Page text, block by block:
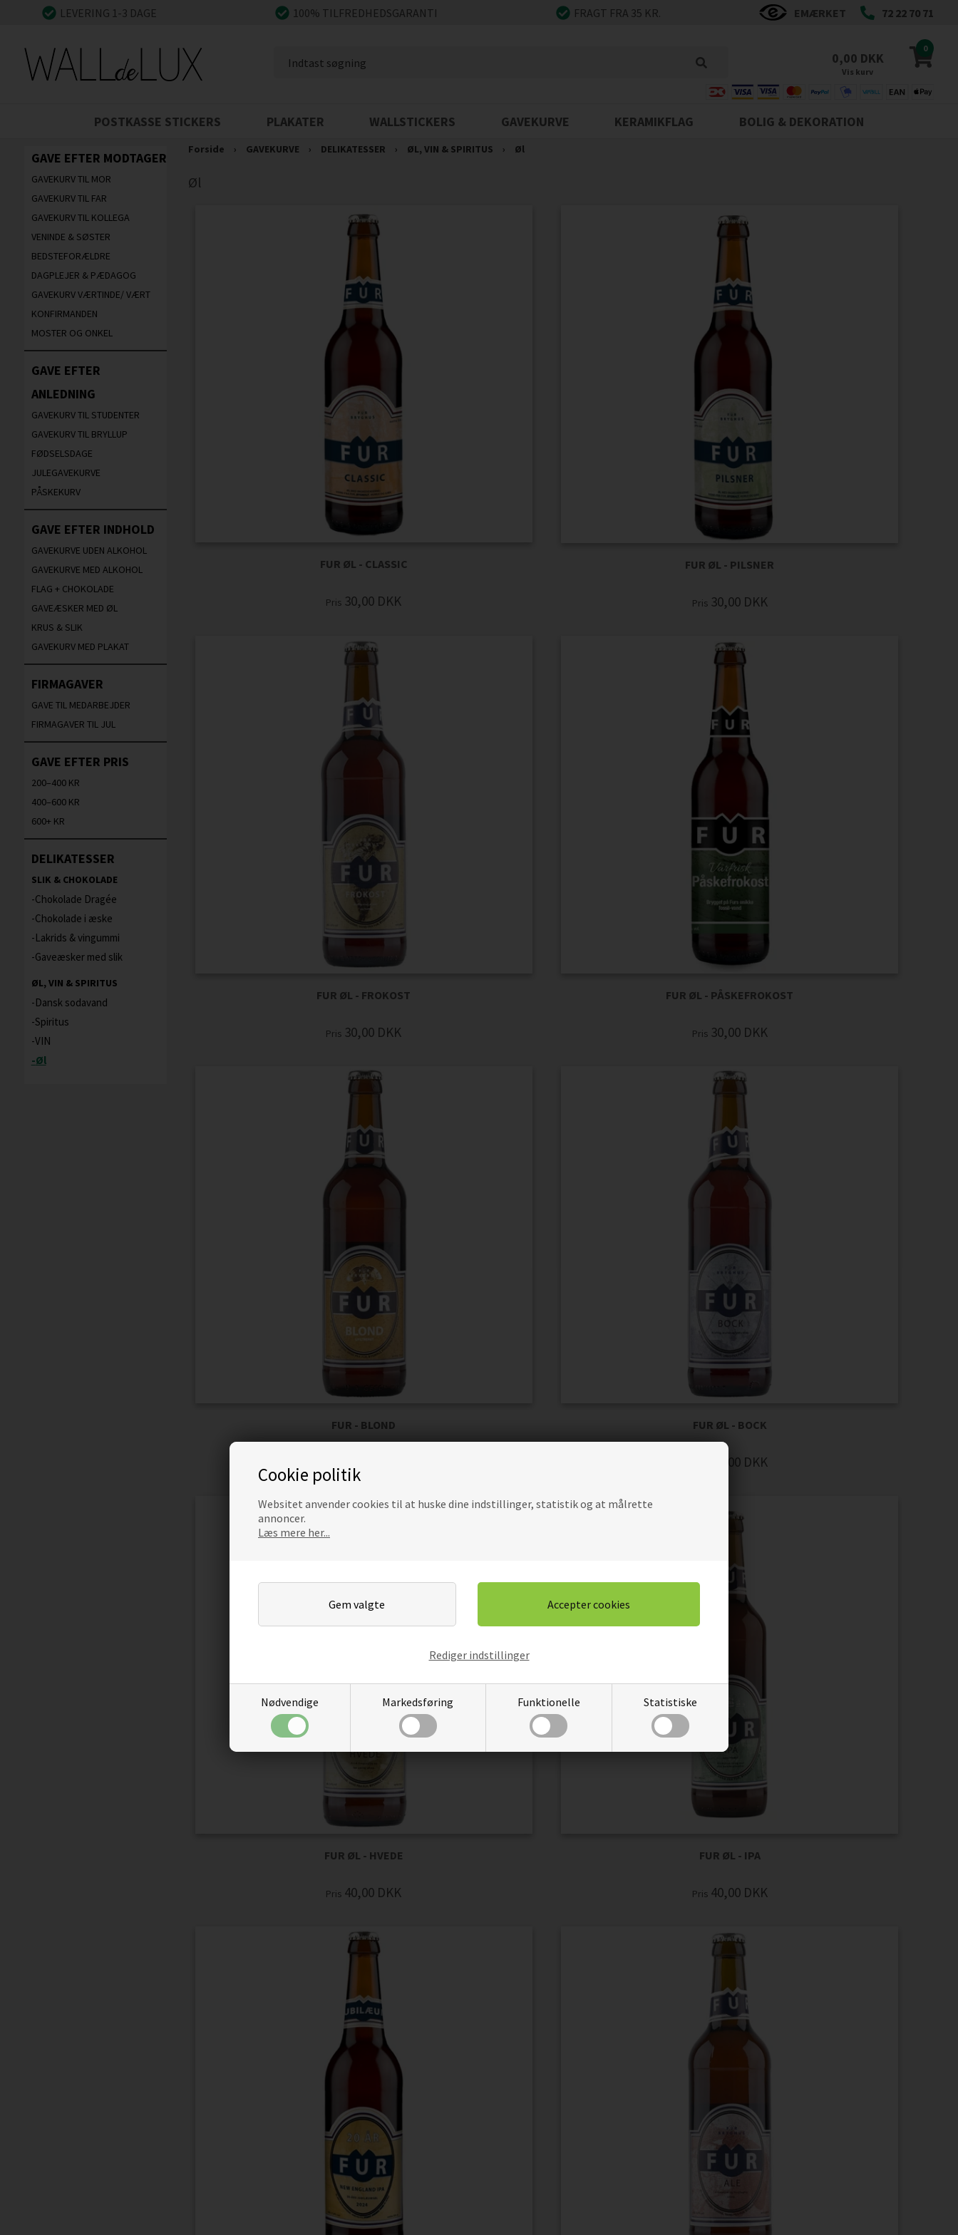
Cookie politik
Websitet anvender cookies til at huske dine indstillinger, statistik og at målrette
annoncer.
Læs mere her...
Nødvendige Markedsføring Funktionelle Statistiske
Rediger indstillinger
LEVERING 1-3 DAGE 100% TILFREDHEDSGARANTI FRAGT FRA 35 KR. EMÆRKET 72 22 70 71
0
0,00 DKK
Vis kurv
POSTKASSE STICKERS PLAKATER WALLSTICKERS GAVEKURVE KERAMIKFLAG BOLIG & DEKORATION
GAVE EFTER MODTAGER
GAVEKURV TIL MOR
GAVEKURV TIL FAR
GAVEKURV TIL KOLLEGA
VENINDE & SØSTER
BEDSTEFORÆLDRE
DAGPLEJER & PÆDAGOG
GAVEKURV VÆRTINDE/ VÆRT
KONFIRMANDEN
MOSTER OG ONKEL
GAVE EFTER
ANLEDNING
GAVEKURV TIL STUDENTER
GAVEKURV TIL BRYLLUP
FØDSELSDAGE
JULEGAVEKURVE
PÅSKEKURV
GAVE EFTER INDHOLD
GAVEKURVE UDEN ALKOHOL
GAVEKURVE MED ALKOHOL
FLAG + CHOKOLADE
GAVEÆSKER MED ØL
KRUS & SLIK
GAVEKURV MED PLAKAT
FIRMAGAVER
GAVE TIL MEDARBEJDER
FIRMAGAVER TIL JUL
GAVE EFTER PRIS
200–400 KR
400–600 KR
600+ KR
DELIKATESSER
SLIK & CHOKOLADE
Chokolade Dragée
Chokolade i æske
Lakrids & vingummi
Gaveæsker med slik
ØL, VIN & SPIRITUS
Dansk sodavand
Spiritus
VIN
Øl
Forside › GAVEKURVE › DELIKATESSER › ØL, VIN & SPIRITUS › Øl
Øl
FUR ØL - CLASSIC
Pris 30,00 DKK
FUR ØL - PILSNER
Pris 30,00 DKK
FUR ØL - FROKOST
Pris 30,00 DKK
FUR ØL - PÅSKEFROKOST
Pris 30,00 DKK
FUR - BLOND FUR ØL - BOCK
40,00 DKK
FUR ØL - HVEDE
Pris 40,00 DKK
FUR ØL - IPA
Pris 40,00 DKK